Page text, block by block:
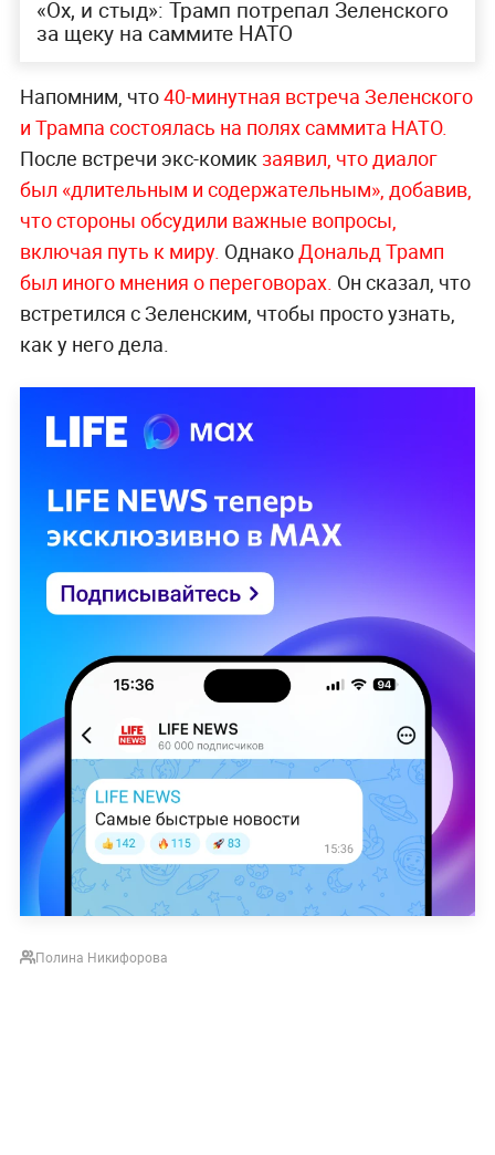
«Ох, и стыд»: Трамп потрепал Зеленского
за щеку на саммите НАТО
Напомним, что40-минутная встреча Зеленского
и Трампа состоялась на полях саммита НАТО.
После встречи экс-комикзаявил, что диалог
был «длительным и содержательным», добавив,
что стороны обсудили важные вопросы,
включая путь к миру. ОднакоДональд Трамп
был иного мнения о переговорах. Он сказал, что
встретился с Зеленским, чтобы просто узнать,
как у него дела.
Полина Никифорова